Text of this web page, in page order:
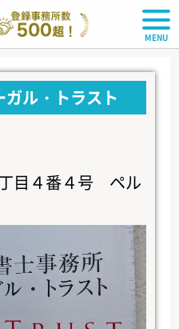
書士JOBサーチ
ル・トラスト
目４番４号 ペル